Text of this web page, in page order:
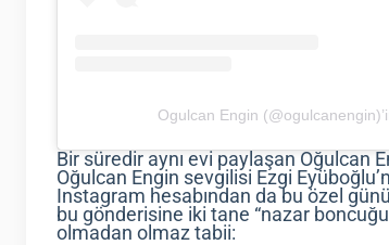
Ogulcan Engin
Bir süredir aynı evi paylaşan Oğulcan
Oğulcan Engin sevgilisi Ezgi
Instagram hesabından da bu özel
bu gönderisine iki tane “nazar
olmadan olmaz tabii: